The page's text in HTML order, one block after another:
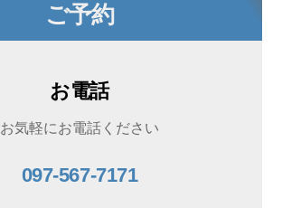
ご予約
お電話
お気軽にお電話ください
097-567-7171